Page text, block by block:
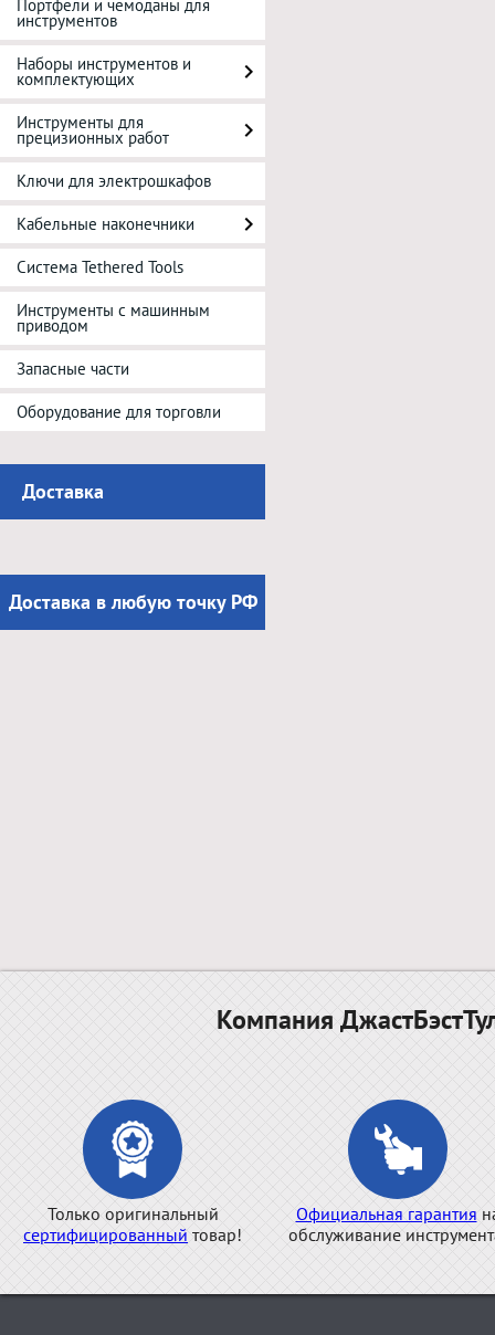
Портфели и чемоданы для
инструментов
Наборы инструментов и
комплектующих
Инструменты для
прецизионных работ
Ключи для электрошкафов
Кабельные наконечники
Система Tethered Tools
Инструменты с машинным
приводом
Запасные части
Оборудование для торговли
Доставка
Доставка в любую точку РФ
Компания
Только оригинальный
сертифицированный товар!
Официальная гарантия
обслуживание